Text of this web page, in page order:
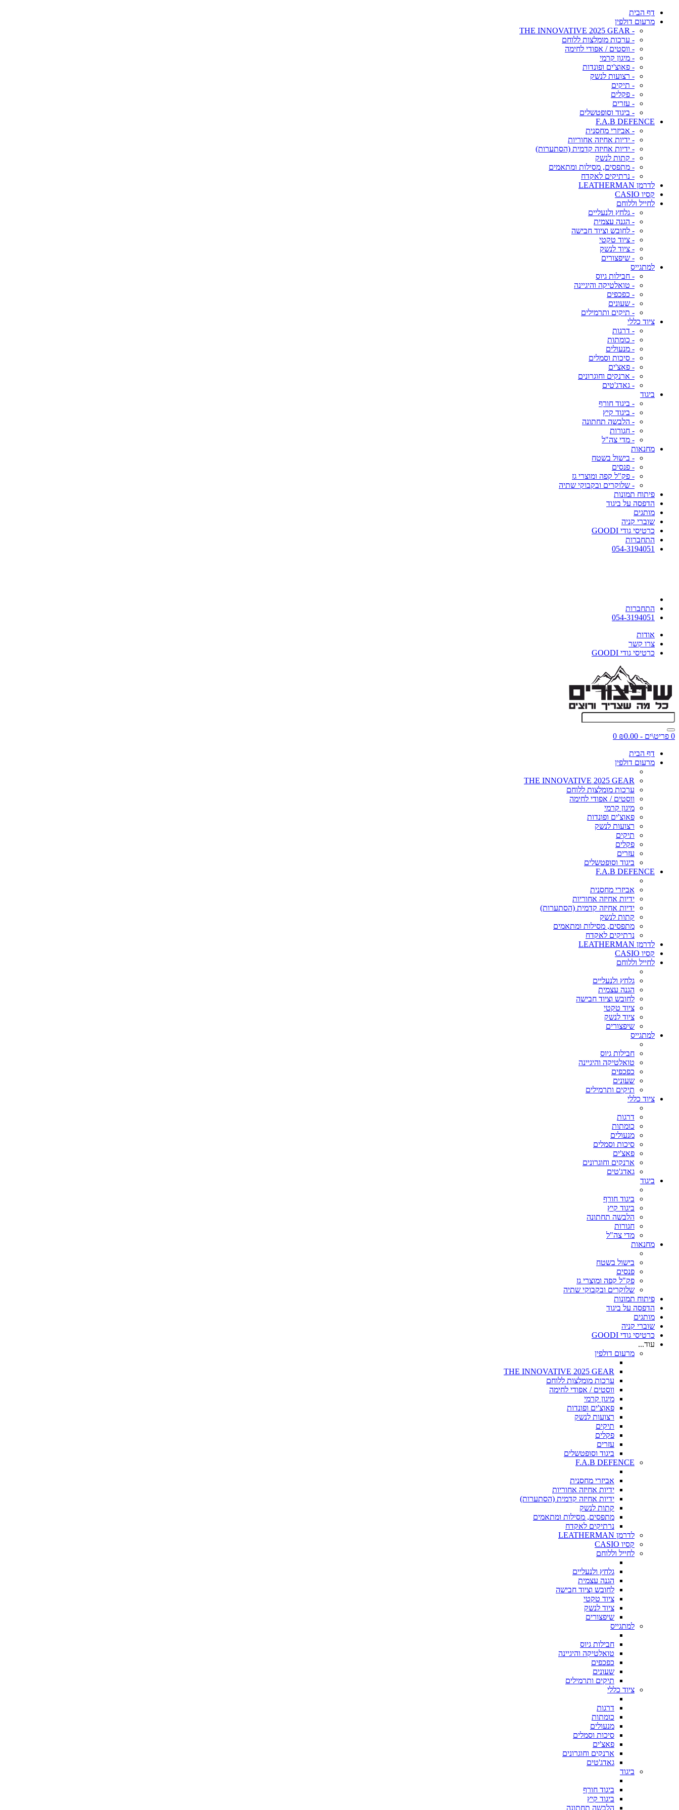
דף הבית
מרעום דולפין
- THE INNOVATIVE 2025 GEAR
- ערכות מומלצות ללוחם
- ווסטים / אפודי לחימה
- מיגון קרמי
- פאוצ'ים ופונדות
- רצועות לנשק
- תיקים
- פקלים
- עזרים
- ביגוד וסופטשלים
F.A.B DEFENCE
- אביזרי מחסנית
- ידיות אחיזה אחוריות
- ידיות אחיזה קדמית (הסתערות)
- קתות לנשק
- מתפסים, מסילות ומתאמים
- נרתיקים לאקדח
לדרמן LEATHERMAN
קסיו CASIO
לחייל וללוחם
- גלחץ ולנעליים
- הגנה עצמית
- לחובש וציוד חבישה
- ציוד טקטי
- ציוד לנשק
- שיפצורים
למתגייס
- חבילות גיוס
- טואלטיקה והיגיינה
- כפכפים
- שעונים
- תיקים ותרמילים
ציוד כללי
- דרגות
- כומתות
- מנעולים
- סיכות וסמלים
- פאצ'ים
- ארנקים וחוגרונים
- גאדג'טים
ביגוד
- ביגוד חורף
- ביגוד קיץ
- הלבשה תחתונה
- חגורות
- מדי צה"ל
מחנאות
- בישול בשטח
- פנסים
- פק"ל קפה ומוצרי גז
- שלוקרים ובקבוקי שתיה
פיתוח תמונות
הדפסה על ביגוד
מותגים
שוברי קניה
כרטיסי גודי GOODI
התחברות
054-3194051
התחברות
054-3194051
אודות
צרו קשר
כרטיסי גודי GOODI
0 פריט\ים - ₪0.00
0
דף הבית
מרעום דולפין
THE INNOVATIVE 2025 GEAR
ערכות מומלצות ללוחם
ווסטים / אפודי לחימה
מיגון קרמי
פאוצ'ים ופונדות
רצועות לנשק
תיקים
פקלים
עזרים
ביגוד וסופטשלים
F.A.B DEFENCE
אביזרי מחסנית
ידיות אחיזה אחוריות
ידיות אחיזה קדמית (הסתערות)
קתות לנשק
מתפסים, מסילות ומתאמים
נרתיקים לאקדח
לדרמן LEATHERMAN
קסיו CASIO
לחייל וללוחם
גלחץ ולנעליים
הגנה עצמית
לחובש וציוד חבישה
ציוד טקטי
ציוד לנשק
שיפצורים
למתגייס
חבילות גיוס
טואלטיקה והיגיינה
כפכפים
שעונים
תיקים ותרמילים
ציוד כללי
דרגות
כומתות
מנעולים
סיכות וסמלים
פאצ'ים
ארנקים וחוגרונים
גאדג'טים
ביגוד
ביגוד חורף
ביגוד קיץ
הלבשה תחתונה
חגורות
מדי צה"ל
מחנאות
בישול בשטח
פנסים
פק"ל קפה ומוצרי גז
שלוקרים ובקבוקי שתיה
פיתוח תמונות
הדפסה על ביגוד
מותגים
שוברי קניה
כרטיסי גודי GOODI
עוד...
מרעום דולפין
THE INNOVATIVE 2025 GEAR
ערכות מומלצות ללוחם
ווסטים / אפודי לחימה
מיגון קרמי
פאוצ'ים ופונדות
רצועות לנשק
תיקים
פקלים
עזרים
ביגוד וסופטשלים
F.A.B DEFENCE
אביזרי מחסנית
ידיות אחיזה אחוריות
ידיות אחיזה קדמית (הסתערות)
קתות לנשק
מתפסים, מסילות ומתאמים
נרתיקים לאקדח
לדרמן LEATHERMAN
קסיו CASIO
לחייל וללוחם
גלחץ ולנעליים
הגנה עצמית
לחובש וציוד חבישה
ציוד טקטי
ציוד לנשק
שיפצורים
למתגייס
חבילות גיוס
טואלטיקה והיגיינה
כפכפים
שעונים
תיקים ותרמילים
ציוד כללי
דרגות
כומתות
מנעולים
סיכות וסמלים
פאצ'ים
ארנקים וחוגרונים
גאדג'טים
ביגוד
ביגוד חורף
ביגוד קיץ
הלבשה תחתונה